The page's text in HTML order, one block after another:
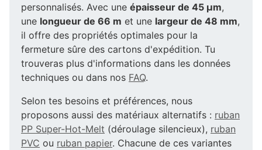
personnalisés. Avec une épaisseur de 45 µm,
une longueur de 66 m et une largeur de 48 mm,
il offre des propriétés optimales pour la
fermeture sûre des cartons d'expédition. Tu
trouveras plus d'informations dans les données
techniques ou dans nos FAQ.
Selon tes besoins et préférences, nous
proposons aussi des matériaux alternatifs : ruban
PP Super-Hot-Melt (déroulage silencieux), ruban
PVC ou ruban papier. Chacune de ces variantes